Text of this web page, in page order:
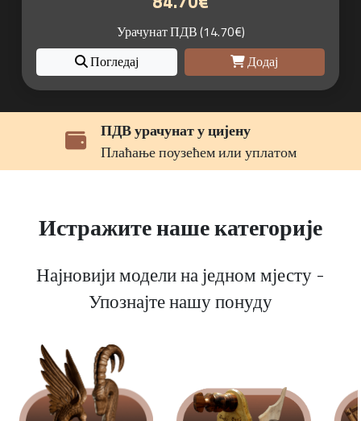
Урачунат ПДВ (14.70€)
Погледај
Додај
Звук традиције
Беспрекорна мелодија Гусала
Истражите наше категорије
Најновији модели на једном мјесту -
Упознајте нашу понуду